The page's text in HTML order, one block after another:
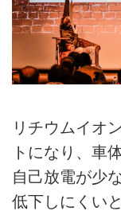
リチウムイオ
トになり、車
自己放電が少
低下しにくい